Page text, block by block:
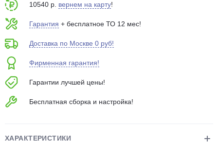
10540 р. вернем на карту!
Гарантия + бесплатное ТО 12 мес!
Доставка по Москве 0 руб!
Фирменная гарантия!
Гарантии лучшей цены!
Бесплатная сборка и настройка!
ХАРАКТЕРИСТИКИ
об оплате Плайтом
недели
8 800 302-02-51